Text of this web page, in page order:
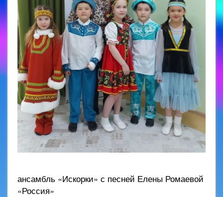
ансамбль «Искорки» с песней Елены Ромаевой
«Россия»